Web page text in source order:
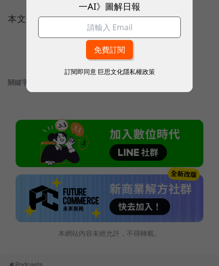
本文授權轉載自：Mashdigi
關鍵字：
本網站內容未經允許，不得轉載。
一AI》圖解日報
訂閱即同意 巨思文化隱私權政策